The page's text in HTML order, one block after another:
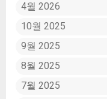
4월 2026
10월 2025
9월 2025
8월 2025
7월 2025